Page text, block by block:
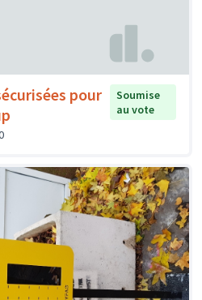
pour
Soumise
au vote